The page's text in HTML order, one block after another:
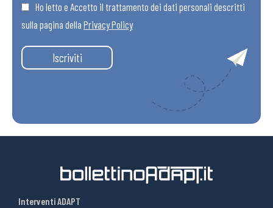
Ho letto e Accetto il trattamento dei dati personali descritti
sulla pagina della Privacy Policy
Iscriviti
Interventi ADAPT